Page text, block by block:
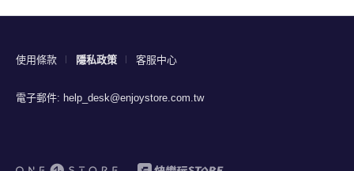
使用條款 隱私政策 客服中心
電子郵件: help_desk@enjoystore.com.tw